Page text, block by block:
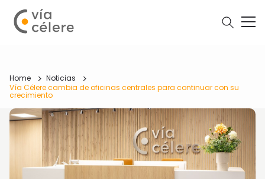
Home
Noticias
Vía Célere cambia de oficinas centrales para continuar con su
crecimiento